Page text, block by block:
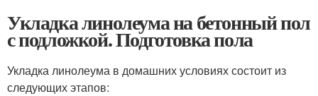
Укладка линолеума на бетонный пол
с подложкой. Подготовка пола
Укладка линолеума в домашних условиях состоит из
следующих этапов: